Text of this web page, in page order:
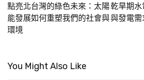
點亮北台灣的綠色未來：太陽
能發展如何重塑我們的社會與
環境
乾旱期
與發電
You Might Also Like